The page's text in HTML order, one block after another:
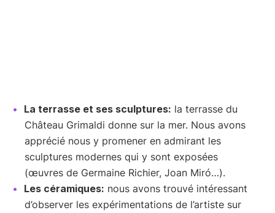
La terrasse et ses sculptures: la terrasse du
Château Grimaldi donne sur la mer. Nous avons
apprécié nous y promener en admirant les
sculptures modernes qui y sont exposées
(œuvres de Germaine Richier, Joan Miró…).
Les céramiques: nous avons trouvé intéressant
d’observer les expérimentations de l’artiste sur